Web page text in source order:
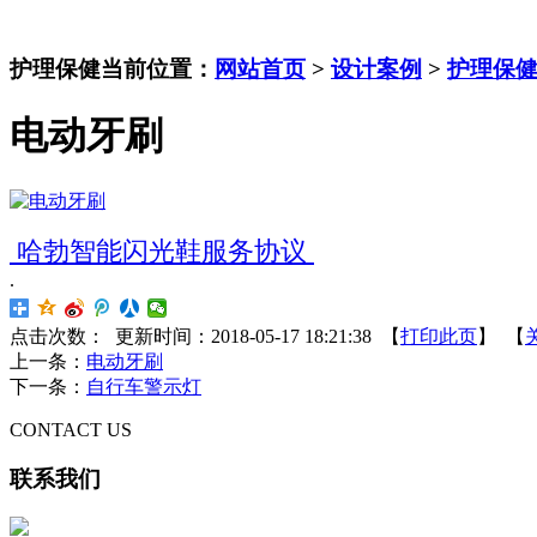
护理保健当前位置： 网站首页 > 设计案例 >护理保健
电动牙刷
哈勃智能闪光鞋服务协议
.
点击次数： 更新时间：2018-05-17 18:21:38 【打印此页】 【
上一条： 电动牙刷
下一条： 自行车警示灯
CONTACT US
联系我们